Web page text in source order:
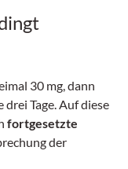
30 mg, dann
Tage. Auf diese
fortgesetzte
der